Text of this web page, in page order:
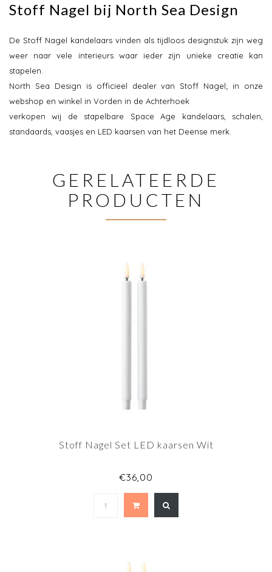
Stoff Nagel bij North Sea Design
De Stoff Nagel kandelaars vinden als tijdloos designstuk zijn weg
weer naar vele interieurs waar ieder zijn unieke creatie kan
stapelen.
North Sea Design is officieel dealer van Stoff Nagel; in onze
webshop en winkel in Vorden in de Achterhoek
verkopen wij de stapelbare Space Age kandelaars, schalen,
standaards, vaasjes en LED kaarsen van het Deense merk.
GERELATEERDE
PRODUCTEN
Stoff Nagel Set LED kaarsen Wit
€36,00